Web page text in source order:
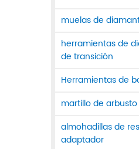
muelas de
herramientas de
de transición
Herramientas de
martillo de arbusto
almohadillas de
adaptador